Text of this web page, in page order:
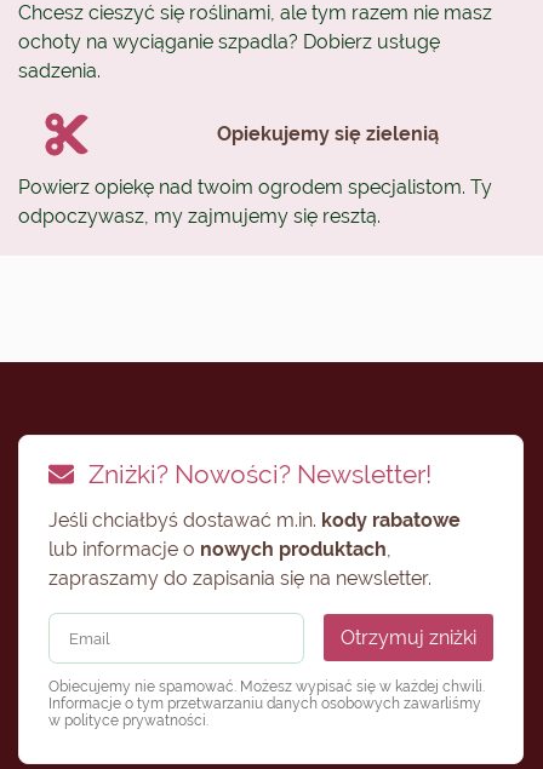
Chcesz cieszyć się roślinami, ale tym razem nie masz
ochoty na wyciąganie szpadla? Dobierz usługę
sadzenia.
Opiekujemy się zielenią
Powierz opiekę nad twoim ogrodem specjalistom. Ty
odpoczywasz, my zajmujemy się resztą.
Zniżki? Nowości? Newsletter!
Jeśli chciałbyś dostawać m.in. kody rabatowe
lub informacje o nowych produktach
zapraszamy do zapisania się na newsletter.
Otrzymuj zniżki
Obiecujemy nie spamować. Możesz wypisać się w każdej chwili.
Informacje o tym przetwarzaniu danych osobowych zawarliśmy
w polityce prywatności